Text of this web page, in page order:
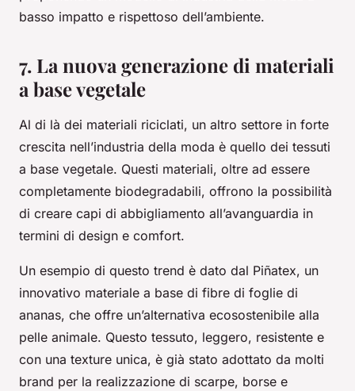
basso impatto e rispettoso dell’ambiente.
7. La nuova generazione di materiali
a base vegetale
Al di là dei materiali riciclati, un altro settore in forte
crescita nell’industria della moda è quello dei tessuti
a base vegetale. Questi materiali, oltre ad essere
completamente biodegradabili, offrono la possibilità
di creare capi di abbigliamento all’avanguardia in
termini di design e comfort.
Un esempio di questo trend è dato dal Piñatex, un
innovativo materiale a base di fibre di foglie di
ananas, che offre un’alternativa ecosostenibile alla
pelle animale. Questo tessuto, leggero, resistente e
con una texture unica, è già stato adottato da molti
brand per la realizzazione di scarpe, borse e